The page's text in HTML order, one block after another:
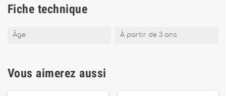
Fiche technique
Âge À partir de 3 ans
Vous aimerez aussi